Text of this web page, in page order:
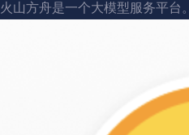
火山方舟是一个大模型服务平台。